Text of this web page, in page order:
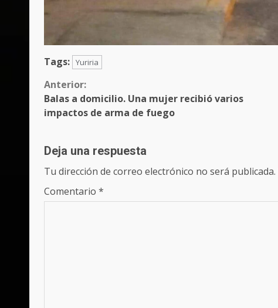
Tags: Yuriria
Sigue
leyendo
Anterior:
Balas a domicilio. Una mujer recibió varios
impactos de arma de fuego
Deja una respuesta
Tu dirección de correo electrónico no será publicada.
Comentario *